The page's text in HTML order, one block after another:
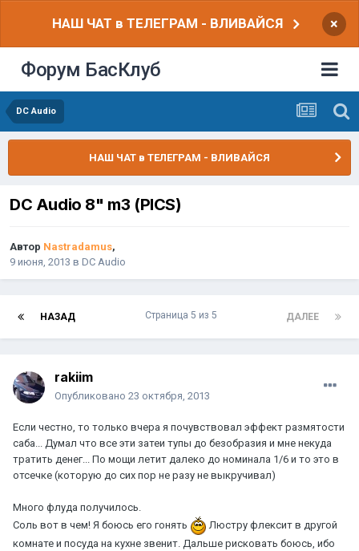
НАШ ЧАТ в ТЕЛЕГРАМ - ВЛИВАЙСЯ ×
Форум БасКлуб
DC Audio
НАШ ЧАТ в ТЕЛЕГРАМ - ВЛИВАЙСЯ
DC Audio 8" m3 (PICS)
Автор Nastradamus,
9 июня, 2013 в DC Audio
НАЗАД ДАЛЕЕ
Страница 5 из 5
rakiim
Опубликовано 23 октября, 2013
Если честно, то только вчера я почувствовал эффект размятости
саба... Думал что все эти затеи тупы до безобразия и мне некуда
тратить денег... По мощи летит далеко до номинала 1/6 и то это в
отсечке (которую до сих пор не разу не выкручивал)
Много флуда получилось.
Соль вот в чем! Я боюсь его гонять
Люстру флексит в другой
комнате и посуда на кухне звенит. Дальше рисковать боюсь, ибо